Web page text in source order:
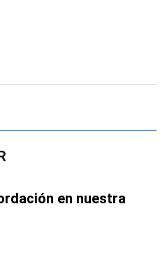
en nuestra